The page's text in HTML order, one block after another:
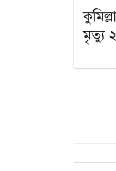
মৃত্যু ২